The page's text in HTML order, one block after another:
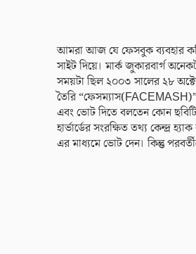
আমরা আজ যে ফেসবুক ব্যবহার
সাইট দিয়ে। মার্ক জুকারবার্গ
সময়টা ছিল ২০০৩ সালের ২৮
তৈরি “ফেসম্যাস(FACEMASH)”
এবং ভোট দিতে বলতেন কোন
হার্ভার্ডের সংরক্ষিত তথ্য কেন্দ্র
এর মাধ্যমে ভোট দেন। কিন্তু